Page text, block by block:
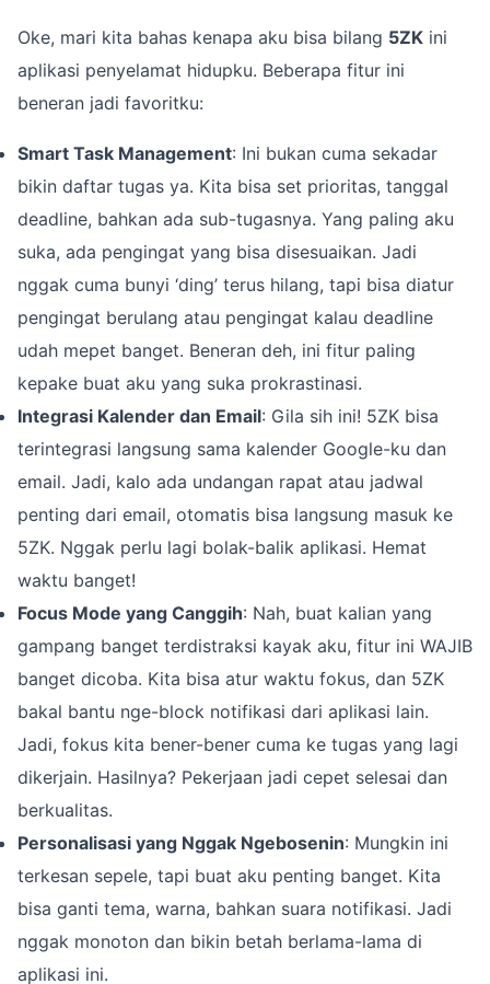
Oke, mari kita bahas kenapa aku bisa bilang 5ZK ini
aplikasi penyelamat hidupku. Beberapa fitur ini
beneran jadi favoritku:
Smart Task Management: Ini bukan cuma sekadar
bikin daftar tugas ya. Kita bisa set prioritas, tanggal
deadline, bahkan ada sub-tugasnya. Yang paling aku
suka, ada pengingat yang bisa disesuaikan. Jadi
nggak cuma bunyi ‘ding’ terus hilang, tapi bisa diatur
pengingat berulang atau pengingat kalau deadline
udah mepet banget. Beneran deh, ini fitur paling
kepake buat aku yang suka prokrastinasi.
Integrasi Kalender dan Email: Gila sih ini! 5ZK bisa
terintegrasi langsung sama kalender Google-ku dan
email. Jadi, kalo ada undangan rapat atau jadwal
penting dari email, otomatis bisa langsung masuk ke
5ZK. Nggak perlu lagi bolak-balik aplikasi. Hemat
waktu banget!
Focus Mode yang Canggih: Nah, buat kalian yang
gampang banget terdistraksi kayak aku, fitur ini WAJIB
banget dicoba. Kita bisa atur waktu fokus, dan 5ZK
bakal bantu nge-block notifikasi dari aplikasi lain.
Jadi, fokus kita bener-bener cuma ke tugas yang lagi
dikerjain. Hasilnya? Pekerjaan jadi cepet selesai dan
berkualitas.
Personalisasi yang Nggak Ngebosenin: Mungkin ini
terkesan sepele, tapi buat aku penting banget. Kita
bisa ganti tema, warna, bahkan suara notifikasi. Jadi
nggak monoton dan bikin betah berlama-lama di
aplikasi ini.